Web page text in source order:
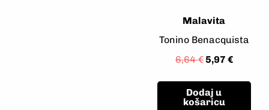
Malavita
Tonino Benacquista
6,64€5,97 €
Dodaj u
košaricu